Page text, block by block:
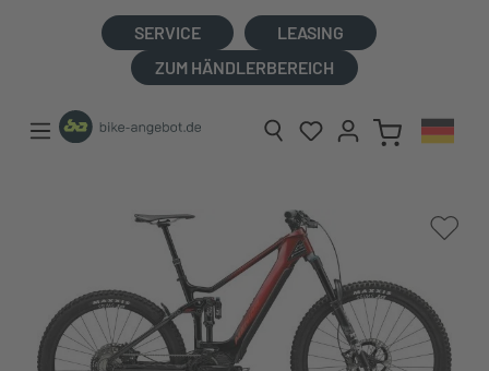
SERVICE
LEASING
ZUM HÄNDLERBEREICH
Bildergalerie überspringen